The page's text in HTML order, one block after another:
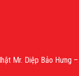
Mr. Diệp Bảo Hưng